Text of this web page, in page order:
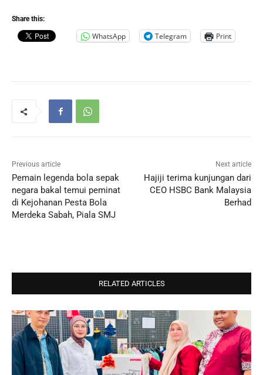
Share this:
WhatsApp Telegram Print
Previous article
Pemain legenda bola sepak
negara bakal temui peminat
di Kejohanan Pesta Bola
Merdeka Sabah, Piala SMJ
Next article
Hajiji terima kunjungan dari
CEO HSBC Bank Malaysia
Berhad
RELATED ARTICLES